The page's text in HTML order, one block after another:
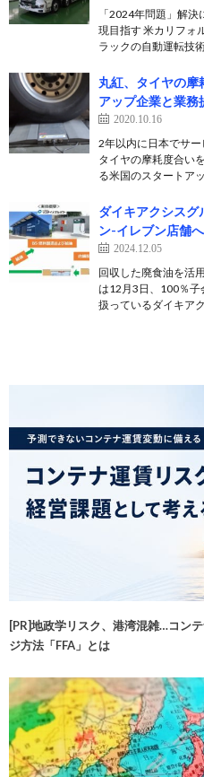
「2024年問題」解
現目指す 米カリフォ
ラックの自動運転技
丸紅、タイヤの摩
アップ企業と業務
2020.10.16
2年以内に日本でサー
タイヤの摩耗度合い
る米国のスタートア
ダイキアクシスグ
ン-イレブン店舗
2024.12.05
回収した廃食油を活
は12月3日、100％
扱っているダイキア
[PR]地政学リスク、港湾混雑…コン
ジ方法「FFA」とは